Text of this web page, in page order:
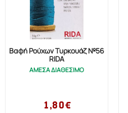
Βαφή Ρούχων Τυρκουάζ №56
RIDA
ΑΜΕΣΑ ΔΙΑΘΕΣΙΜΟ
1,80€